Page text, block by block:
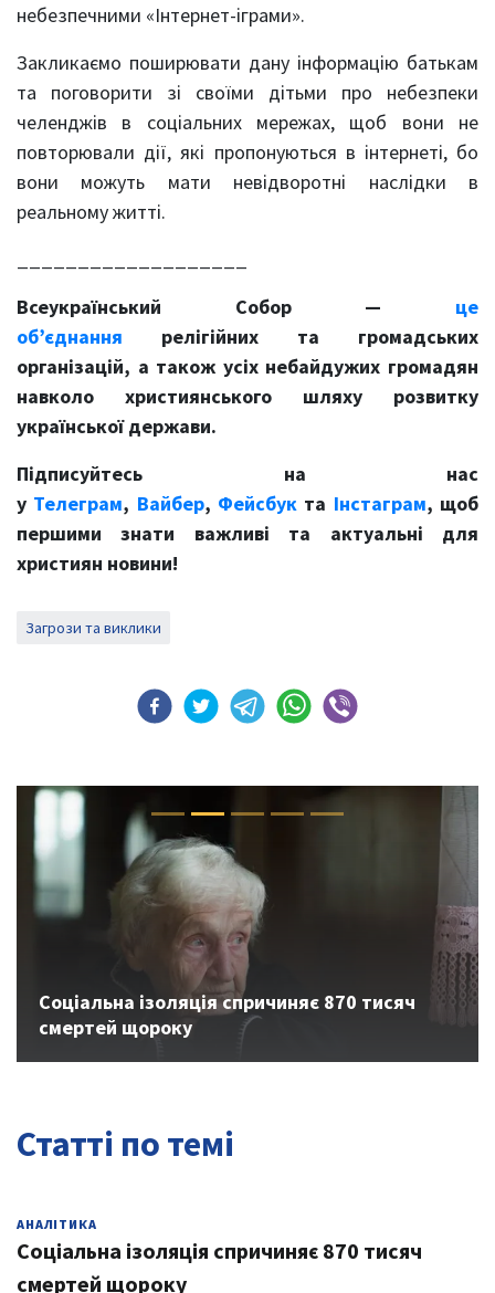
небезпечними «Інтернет-іграми».
Закликаємо поширювати дану інформацію батькам
та поговорити зі своїми дітьми про небезпеки
челенджів в соціальних мережах, щоб вони не
повторювали дії, які пропонуються в інтернеті, бо
вони можуть мати невідворотні наслідки в
реальному житті.
Всеукраїнський Собор — це
об’єднання релігійних та громадських
організацій, а також усіх небайдужих громадян
навколо християнського шляху розвитку
української держави.
Підписуйтесь на нас
у Телеграм, Вайбер, Фейсбук та Інстаграм, щоб
першими знати важливі та актуальні для
християн новини!
Загрози та виклики
Соціальна ізоляція спричиняє 870 тисяч
смертей щороку
Previous
Статті по темі
АНАЛІТИКА
Соціальна ізоляція спричиняє 870 тисяч
смертей щороку